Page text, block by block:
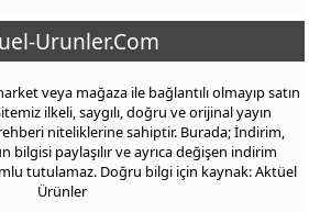
Urunler.Com
veya mağaza ile bağlantılı olmayıp satın
ilkeli, saygılı, doğru ve orijinal yayın
niteliklerine sahiptir. Burada; İndirim,
bilgisi paylaşılır ve ayrıca değişen indirim
tutulamaz. Doğru bilgi için kaynak: Aktüel
Ürünler